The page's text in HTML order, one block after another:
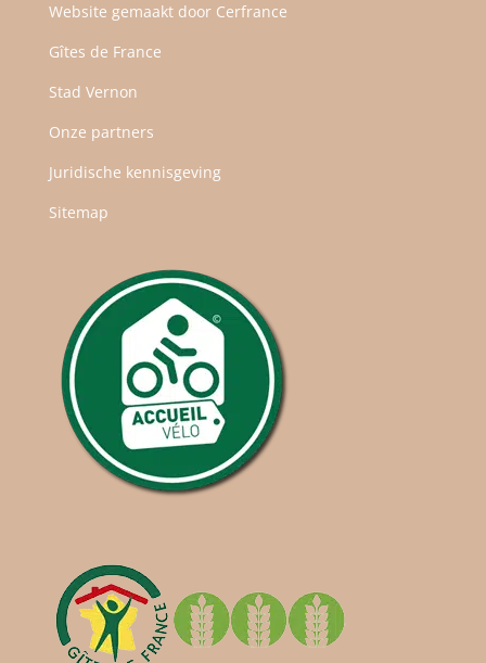
Website gemaakt door Cerfrance
Gîtes de France
Stad Vernon
Onze partners
Juridische kennisgeving
Sitemap